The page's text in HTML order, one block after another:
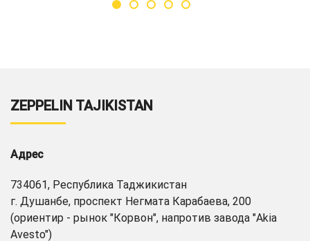
ZEPPELIN TAJIKISTAN
Адрес
734061, Республика Таджикистан
г. Душанбе, проспект Негмата Карабаева, 200
(ориентир - рынок "Корвон", напротив завода "Akia
Avesto")